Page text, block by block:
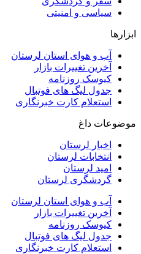
سیاسی و امنیتی
ابزارها
آب و هوای استان لرستان
آخرین تغییرات بازار
کیوسک روزنامه
جدول لیگ های فوتبال
استعلام کارت خبرنگاری
موضوعات داغ
اخبار لرستان
انتخابات لرستان
امید لرستان
گردشگری لرستان
آب و هوای استان لرستان
آخرین تغییرات بازار
کیوسک روزنامه
جدول لیگ های فوتبال
استعلام کارت خبرنگاری